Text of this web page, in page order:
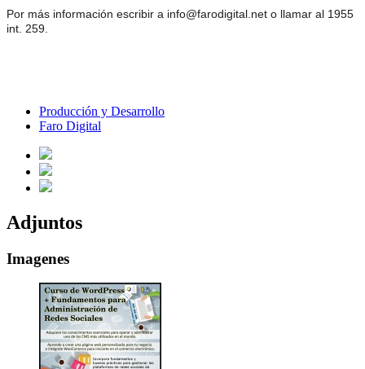
Por más información escribir a info@farodigital.net o llamar al 1955
int. 259.
Producción y Desarrollo
Faro Digital
Adjuntos
Imagenes